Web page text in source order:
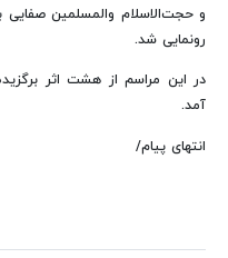
و حجت‌الاسلام والمسلمین صفایی
رونمایی شد.
آمد.
انتهای پیام/